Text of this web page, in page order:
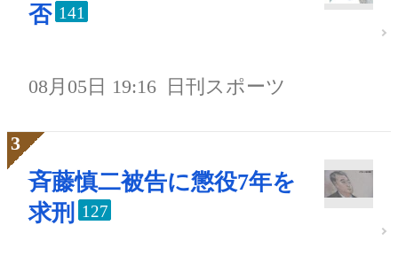
否 141
08月05日 19:16 日刊スポーツ
斉藤慎二被告に懲役7年を
求刑
127